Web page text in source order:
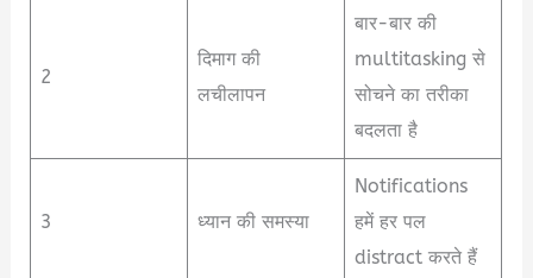
2
दिमाग की
लचीलापन
बार-बार की
multitasking से
सोचने का तरीका
बदलता है
3 ध्यान की समस्या
Notifications
हमें हर पल
distract करते हैं